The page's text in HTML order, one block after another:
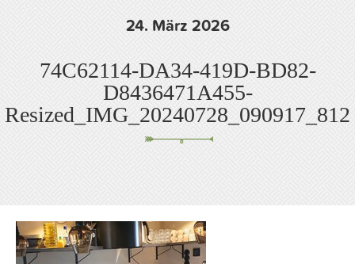
24. März 2026
74C62114-DA34-419D-BD82-
D8436471A455-
Resized_IMG_20240728_090917_812